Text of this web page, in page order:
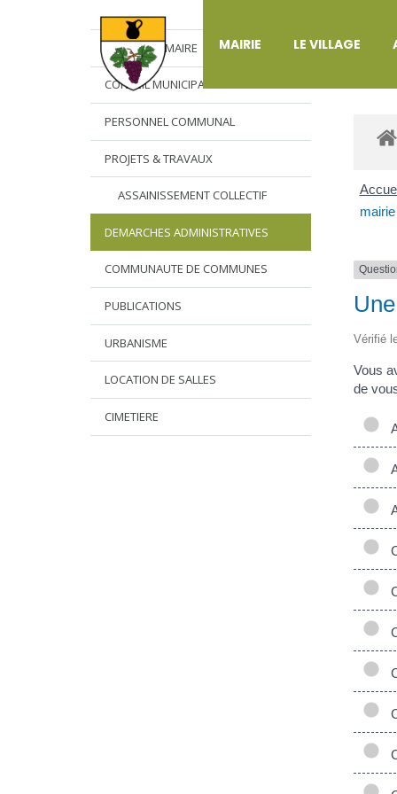
MAIRIE LE VILLAGE
L’EDITO DU MAIRE
CONSEIL MUNICIPAL
PERSONNEL COMMUNAL
PROJETS & TRAVAUX
ASSAINISSEMENT COLLECTIF
DEMARCHES ADMINISTRATIVES
COMMUNAUTE DE COMMUNES
PUBLICATIONS
URBANISME
LOCATION DE SALLES
CIMETIERE
Vérifié
Vous
de